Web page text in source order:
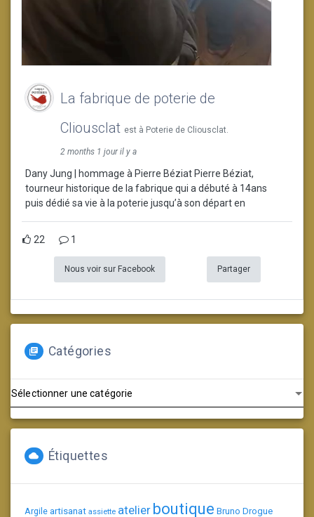
La fabrique de poterie de
Cliousclat est à Poterie de Cliousclat.
2 months 1 jour il y a
Dany Jung | hommage à Pierre Béziat Pierre Béziat,
tourneur historique de la fabrique qui a débuté à 14ans
puis dédié sa vie à la poterie jusqu’à son départ en
22 1
Nous voir sur Facebook Partager
Catégories
Étiquettes
Argile artisanat assiette atelier boutique Bruno Drogue